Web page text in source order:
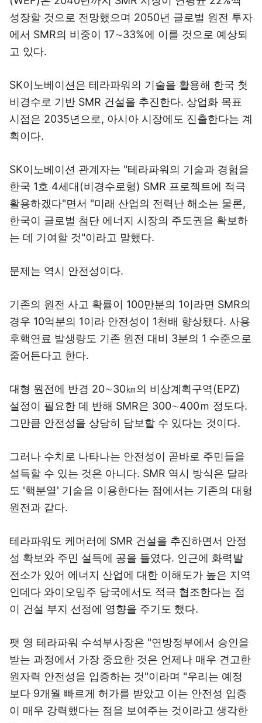
성장할 것으로 전망했으며 2050년 글로벌 원전 투자
에서 SMR의 비중이 17∼33%에 이를 것으로 예상되
고 있다.
SK이노베이션은 테라파워의 기술을 활용해 한국 첫
비경수로 기반 SMR 건설을 추진한다. 상업화 목표
시점은 2035년으로, 아시아 시장에도 진출한다는 계
획이다.
SK이노베이션 관계자는 "테라파워의 기술과 경험을
한국 1호 4세대(비경수로형) SMR 프로젝트에 적극
활용하겠다"면서 "미래 산업의 전력난 해소는 물론,
한국이 글로벌 첨단 에너지 시장의 주도권을 확보하
는 데 기여할 것"이라고 말했다.
문제는 역시 안전성이다.
기존의 원전 사고 확률이 100만분의 1이라면 SMR의
경우 10억분의 1이라 안전성이 1천배 향상됐다. 사용
후핵연료 발생량도 기존 원전 대비 3분의 1 수준으로
줄어든다고 한다.
대형 원전에 반경 20∼30㎞의 비상계획구역(EPZ)
설정이 필요한 데 반해 SMR은 300∼400ｍ 정도다.
그만큼 안전성을 상당히 담보할 수 있다는 것이다.
그러나 수치로 나타나는 안전성이 곧바로 주민들을
설득할 수 있는 것은 아니다. SMR 역시 방식은 달라
도 '핵분열' 기술을 이용한다는 점에서는 기존의 대형
원전과 같다.
테라파워도 케머러에 SMR 건설을 추진하면서 안정
성 확보와 주민 설득에 공을 들였다. 인근에 화력발
전소가 있어 에너지 산업에 대한 이해도가 높은 지역
인데다 와이오밍주 당국에서도 적극 협조한다는 점
이 건설 부지 선정에 영향을 주기도 했다.
팻 영 테라파워 수석부사장은 "연방정부에서 승인을
받는 과정에서 가장 중요한 것은 언제나 매우 견고한
원자력 안전성을 입증하는 것"이라며 "우리는 예정
보다 9개월 빠르게 허가를 받았고 이는 안전성 입증
이 매우 강력했다는 점을 보여주는 것이라고 생각한